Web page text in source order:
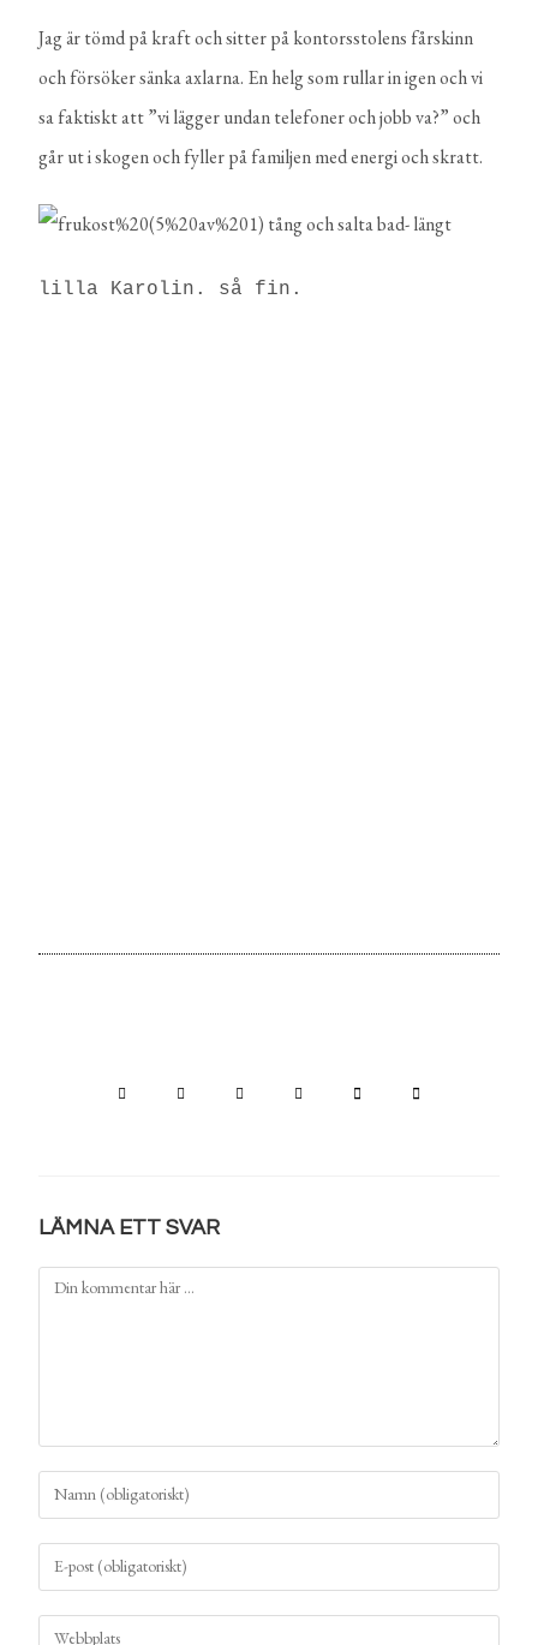
Jag är tömd på kraft och sitter på kontorsstolens fårskinn
och försöker sänka axlarna. En helg som rullar in igen och vi
sa faktiskt att ”vi lägger undan telefoner och jobb va?” och
går ut i skogen och fyller på familjen med energi och skratt.
lilla Karolin. så fin.
LÄMNA ETT SVAR